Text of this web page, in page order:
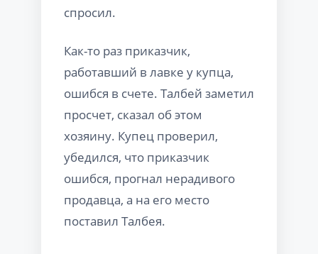
спросил.
Как-то раз приказчик,
работавший в лавке у купца,
ошибся в счете. Талбей заметил
просчет, сказал об этом
хозяину. Купец проверил,
убедился, что приказчик
ошибся, прогнал нерадивого
продавца, а на его место
поставил Талбея.